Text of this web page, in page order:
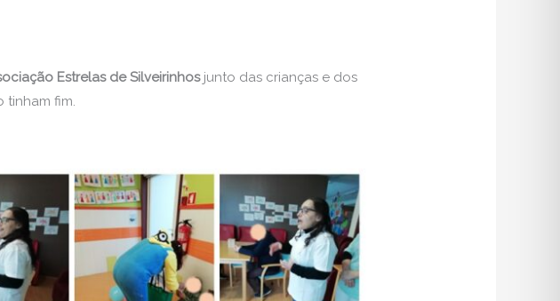
Estrelas de Silveirinhosjunto das crianças e dos
tinham fim.